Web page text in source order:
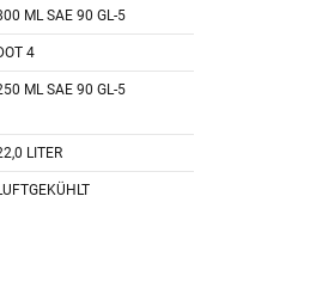
ML SAE 90 GL-5
4
ML SAE 90 GL-5
LITER